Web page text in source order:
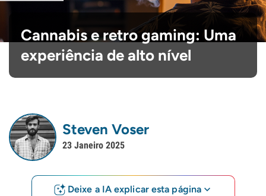
Cannabis e retro gaming: Uma
experiência de alto nível
Steven Voser
23 Janeiro 2025
Deixe a IA explicar esta página